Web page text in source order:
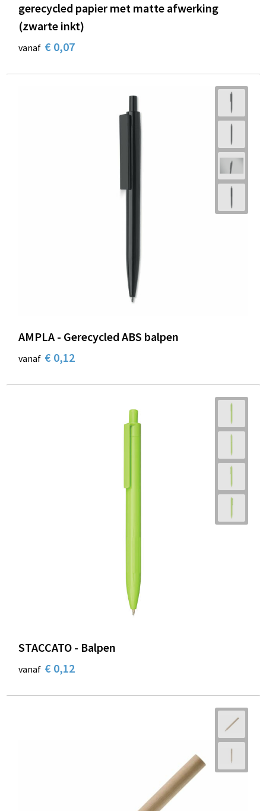
gerecycled papier met matte afwerking
(zwarte inkt)
vanaf € 0,07
AMPLA - Gerecycled ABS balpen
vanaf € 0,12
STACCATO - Balpen
vanaf € 0,12